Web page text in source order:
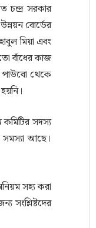
চন্দ্র সরকার
বোর্ডের
মিয়া এবং
বাঁধের কাজ
পাউবো থেকে
কমিটির সদস্য
আছে।
সহ্য করা
সংশ্লিষ্টদের